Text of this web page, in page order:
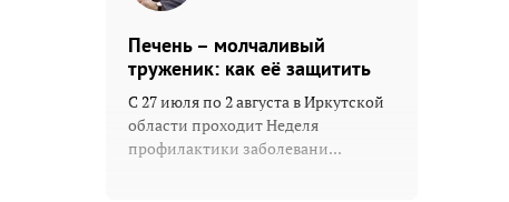
Печень – молчаливый
труженик: как её защитить
С 27 июля по 2 августа в Иркутской
области проходит Неделя
профилактики заболевани...